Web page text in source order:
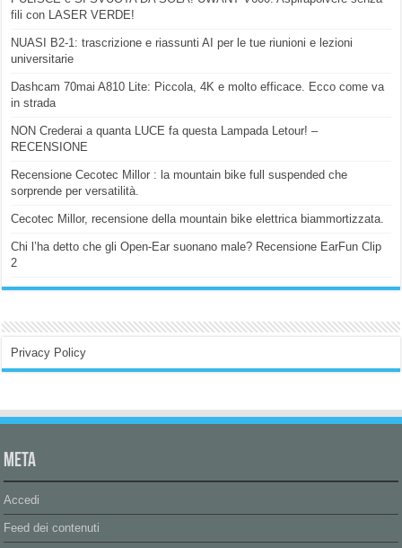
fili con LASER VERDE!
NUASI B2-1: trascrizione e riassunti AI per le tue riunioni e lezioni
universitarie
Dashcam 70mai A810 Lite: Piccola, 4K e molto efficace. Ecco come va
in strada
NON Crederai a quanta LUCE fa questa Lampada Letour! –
RECENSIONE
Recensione Cecotec Millor : la mountain bike full suspended che
sorprende per versatilità.
Cecotec Millor, recensione della mountain bike elettrica biammortizzata.
Chi l’ha detto che gli Open-Ear suonano male? Recensione EarFun Clip
2
Privacy Policy
Meta
Accedi
Feed dei contenuti